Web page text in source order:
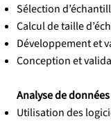
Sélection
Calcul de taille
Développement et
Conception et
Analyse de données
Utilisation des